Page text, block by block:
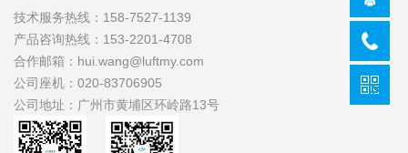
技术服务热线： 158-7527-1139
产品咨询热线： 153-2201-4708
合作邮箱： hui.wang@luftmy.com
公司座机： 020-83706905
公司地址： 广州市黄埔区环岭路13号